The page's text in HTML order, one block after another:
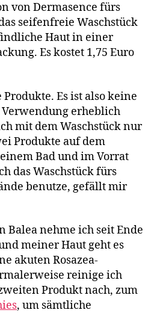
von Dermasence fürs
seifenfreie Waschstück
Haut in einer
Es kostet 1,75 Euro
Es ist also keine
erheblich
mit dem Waschstück nur
Produkte auf dem
Bad und im Vorrat
das Waschstück fürs
benutze, gefällt mir
Balea nehme ich seit Ende
meiner Haut geht es
akuten Rosazea-
reinige ich
Produkt nach, zum
, um sämtliche